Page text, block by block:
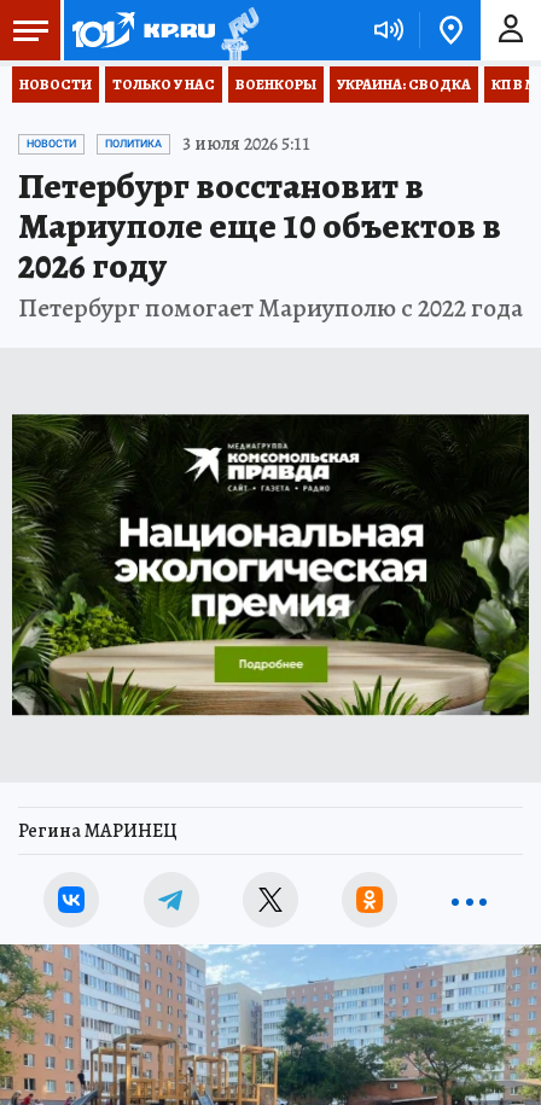
НОВОСТИ ТОЛЬКО У НАС ВОЕНКОРЫ УКРАИНА: СВОДКА КП В
НОВОСТИ ПОЛИТИКА 3 июля 2026 5:11
Петербург восстановит в
Мариуполе еще 10 объектов в
2026 году
Петербург помогает Мариуполю с 2022 года
Регина МАРИНЕЦ